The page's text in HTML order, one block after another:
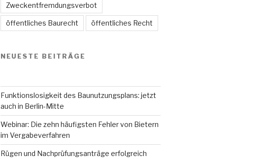
Zweckentfremdungsverbot
öffentliches Baurecht öffentliches Recht
NEUESTE BEITRÄGE
Funktionslosigkeit des Baunutzungsplans: jetzt
auch in Berlin-Mitte
Webinar: Die zehn häufigsten Fehler von Bietern
im Vergabeverfahren
Rügen und Nachprüfungsanträge erfolgreich